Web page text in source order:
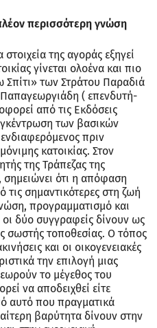
περισσότερη γνώση
της αγοράς εξηγεί
γίνεται ολοένα και πιο
Σπίτι» των Στράτου Παραδιά
( επενδυτή-
από τις Εκδόσεις
των βασικών
πριν
κατοικίας. Στον
της Τράπεζας της
σημειώνει ότι η απόφαση
τις σημαντικότερες στη ζωή
προγραμματισμό και
δύο συγγραφείς δίνουν ως
σωστής τοποθεσίας. Ο τόπος
και οι οικογενειακές
την επιλογή μιας
το μέγεθος του
να αποδειχθεί είτε
αυτό που πραγματικά
βαρύτητα δίνουν στην